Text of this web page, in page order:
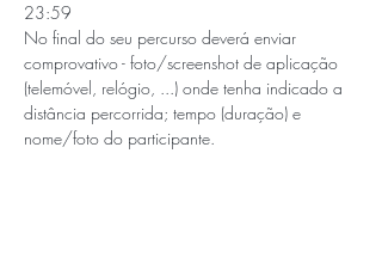
23:59
No final do seu percurso deverá enviar
comprovativo - foto/screenshot de aplicação
(telemóvel, relógio, ...) onde tenha indicado a
distância percorrida; tempo (duração) e
nome/foto do participante.